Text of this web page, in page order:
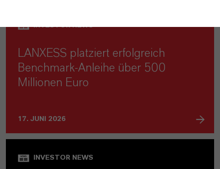
INVESTOR NEWS
LANXESS platziert erfolgreich
Benchmark-Anleihe über 500
Millionen Euro
17. JUNI 2026
INVESTOR NEWS